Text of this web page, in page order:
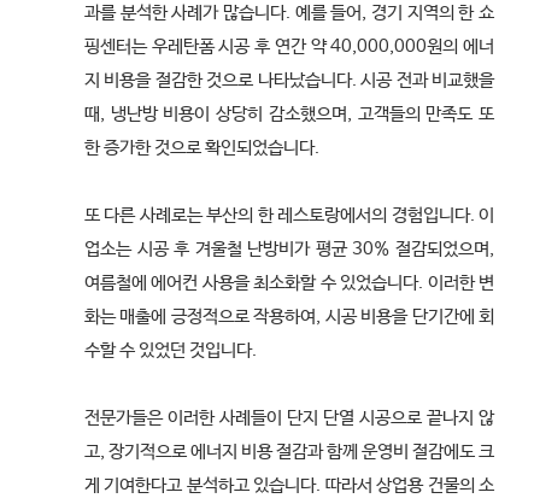
과를 분석한 사례가 많습니다. 예를 들어, 경기 지역의 한 쇼
핑센터는 우레탄폼 시공 후 연간 약 40,000,000원의 에너
지 비용을 절감한 것으로 나타났습니다. 시공 전과 비교했을
때, 냉난방 비용이 상당히 감소했으며, 고객들의 만족도 또
한 증가한 것으로 확인되었습니다.
또 다른 사례로는 부산의 한 레스토랑에서의 경험입니다. 이
업소는 시공 후 겨울철 난방비가 평균 30% 절감되었으며,
여름철에 에어컨 사용을 최소화할 수 있었습니다. 이러한 변
화는 매출에 긍정적으로 작용하여, 시공 비용을 단기간에 회
수할 수 있었던 것입니다.
전문가들은 이러한 사례들이 단지 단열 시공으로 끝나지 않
고, 장기적으로 에너지 비용 절감과 함께 운영비 절감에도 크
게 기여한다고 분석하고 있습니다. 따라서 상업용 건물의 소